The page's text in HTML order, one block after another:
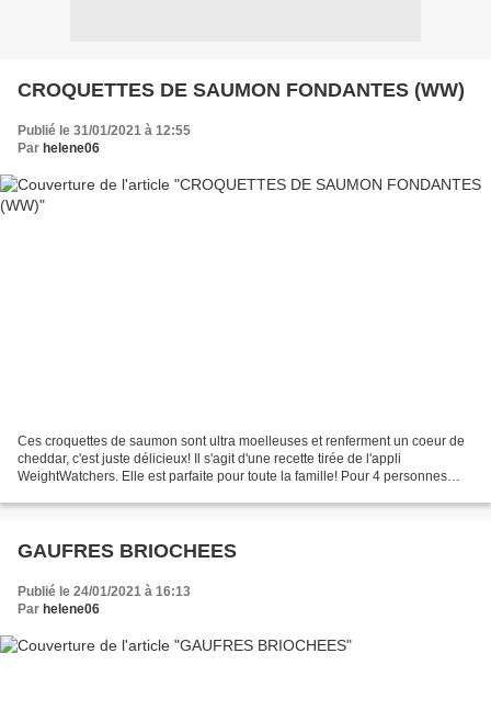
CROQUETTES DE SAUMON FONDANTES (WW)
Publié le 31/01/2021 à 12:55
Par helene06
Ces croquettes de saumon sont ultra moelleuses et renferment un coeur de
cheddar, c'est juste délicieux! Il s'agit d'une recette tirée de l'appli
WeightWatchers. Elle est parfaite pour toute la famille! Pour 4 personnes
GAUFRES BRIOCHEES
Publié le 24/01/2021 à 16:13
Par helene06